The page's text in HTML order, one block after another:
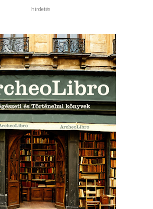
hirdetés